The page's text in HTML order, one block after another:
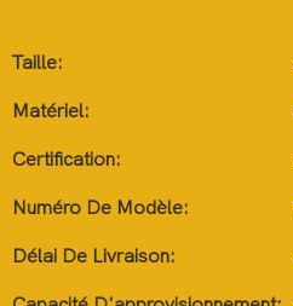
Taille:
Matériel:
Certification:
Numéro De Modèle:
Délai De Livraison: